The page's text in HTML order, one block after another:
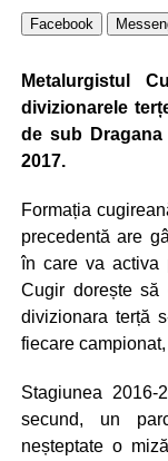
Facebook
Metalurgistul
divizionarele
de sub
2017.
Formația
precedentă are
în care va activa
Cugir dorește
divizionara terță
fiecare
Stagiunea
secund, un
neșteptate o